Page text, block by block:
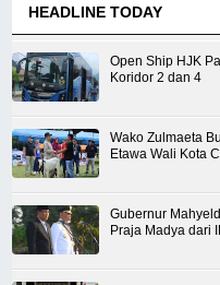
HEADLINE TODAY
Open Ship HJK
Koridor 2 dan 4
Wako Zulmaeta
Etawa Wali Kota
Gubernur
Praja Madya dari